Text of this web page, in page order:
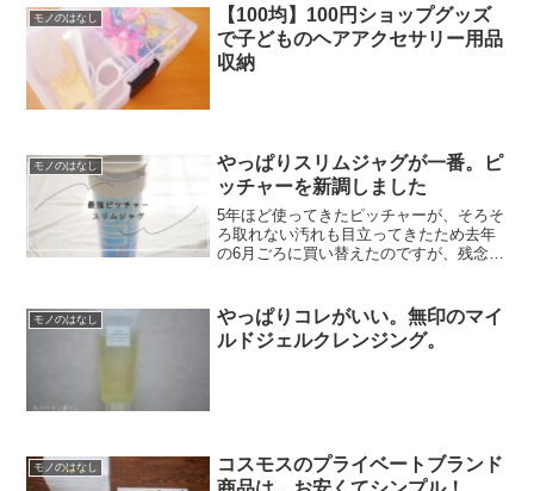
モノのはなし
【100均】100円ショップグッズ
で子どものヘアアクセサリー用品
収納
モノのはなし
やっぱりスリムジャグが一番。ピ
ッチャーを新調しました
5年ほど使ってきたピッチャーが、そろそ
ろ取れない汚れも目立ってきたため去年
の6月ごろに買い替えたのですが、残念な
ですがやっぱり元々使っていたものに戻
したい、と強く感じる...
モノのはなし
やっぱりコレがいい。無印のマイ
ルドジェルクレンジング。
モノのはなし
コスモスのプライベートブランド